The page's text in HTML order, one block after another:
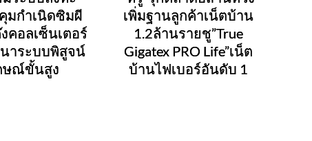
มกำเนิดซิมผี
คอลเซ็นเตอร์
าระบบพิสูจน์
ษณ์ขั้นสูง
เพิ่มฐานลูกค้าเน็ตบ้าน
1.2ล้านรายชู”True
Gigatex PRO Life”เน็ต
บ้านไฟเบอร์อันดับ 1